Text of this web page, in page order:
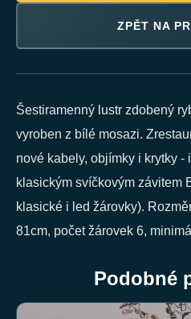
ZPĚT NA
Šestiramenný lustr zdobený
vyroben z bílé mosazi.
nové kabely, objímky i krytky
klasickým svíčkovým závitem
klasické i led žárovky).
81cm, počet žárovek 6,
Podobné